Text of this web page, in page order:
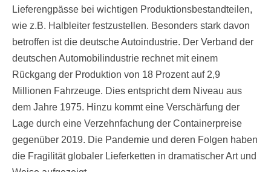
Lieferengpässe bei wichtigen Produktionsbestandteilen,
wie z.B. Halbleiter festzustellen. Besonders stark davon
betroffen ist die deutsche Autoindustrie. Der Verband der
deutschen Automobilindustrie rechnet mit einem
Rückgang der Produktion von 18 Prozent auf 2,9
Millionen Fahrzeuge. Dies entspricht dem Niveau aus
dem Jahre 1975. Hinzu kommt eine Verschärfung der
Lage durch eine Verzehnfachung der Containerpreise
gegenüber 2019. Die Pandemie und deren Folgen haben
die Fragilität globaler Lieferketten in dramatischer Art und